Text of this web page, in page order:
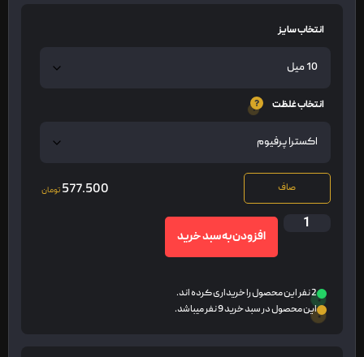
انتخاب سایز
انتخاب غلظت
صاف 577.500 تومان
افزودن به سبد خرید
2 نفر این محصول را خریداری کرده اند.
این محصول در سبد خرید 9 نفر میباشد.